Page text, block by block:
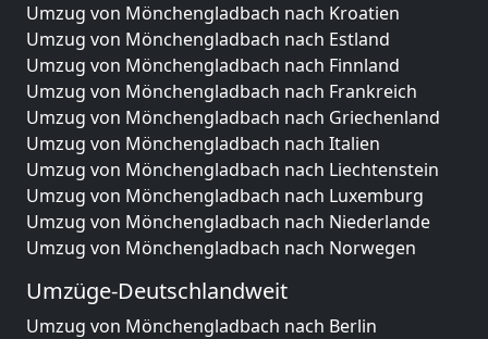
Umzug von Mönchengladbach nach Kroatien
Umzug von Mönchengladbach nach Estland
Umzug von Mönchengladbach nach Finnland
Umzug von Mönchengladbach nach Frankreich
Umzug von Mönchengladbach nach Griechenland
Umzug von Mönchengladbach nach Italien
Umzug von Mönchengladbach nach Liechtenstein
Umzug von Mönchengladbach nach Luxemburg
Umzug von Mönchengladbach nach Niederlande
Umzug von Mönchengladbach nach Norwegen
Umzüge-Deutschlandweit
Umzug von Mönchengladbach nach Berlin